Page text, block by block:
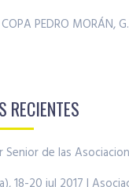
PEDRO MORÁN,
RECIENTES
de las